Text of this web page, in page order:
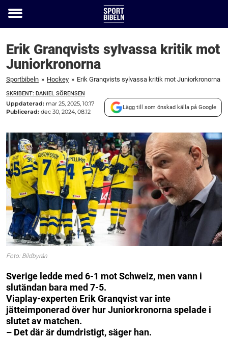
Toggle
Erik Granqvists sylvassa kritik mot
Juniorkronorna
Sportbibeln » Hockey » Erik Granqvists sylvassa kritik mot Juniorkronorna
SKRIBENT: DANIEL SÖRENSEN
Uppdaterad: mar 25, 2025, 10:17
Publicerad: dec 30, 2024, 08:12
Lägg till som önskad källa på Google
Foto: Bildbyrån
Sverige ledde med 6-1 mot Schweiz, men vann i
slutändan bara med 7-5.
Viaplay-experten Erik Granqvist var inte
jätteimponerad över hur Juniorkronorna spelade i
slutet av matchen.
– Det där är dumdristigt, säger han.